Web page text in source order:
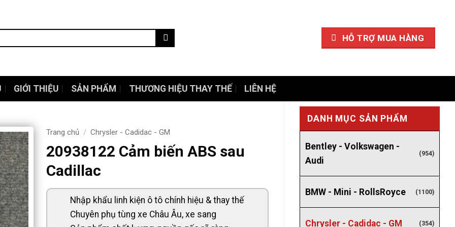
HỖ TRỢ MUA HÀNG
GIỚI THIỆU SẢN PHẨM THƯƠNG HIỆU THAY THẾ LIÊN HỆ
DANH MỤC SẢN PHẨM
Bentley - Volkswagen -
Audi
(954)
BMW - Mini - RollsRoyce (1100)
Chrysler - Cadidac - GM (354)
Trang chủ / Chrysler - Cadidac - GM
20938122 Cảm biến ABS sau
Cadillac
Nhập khẩu linh kiện ô tô chính hiệu & thay thế
Chuyên phụ tùng xe Châu Âu, xe sang